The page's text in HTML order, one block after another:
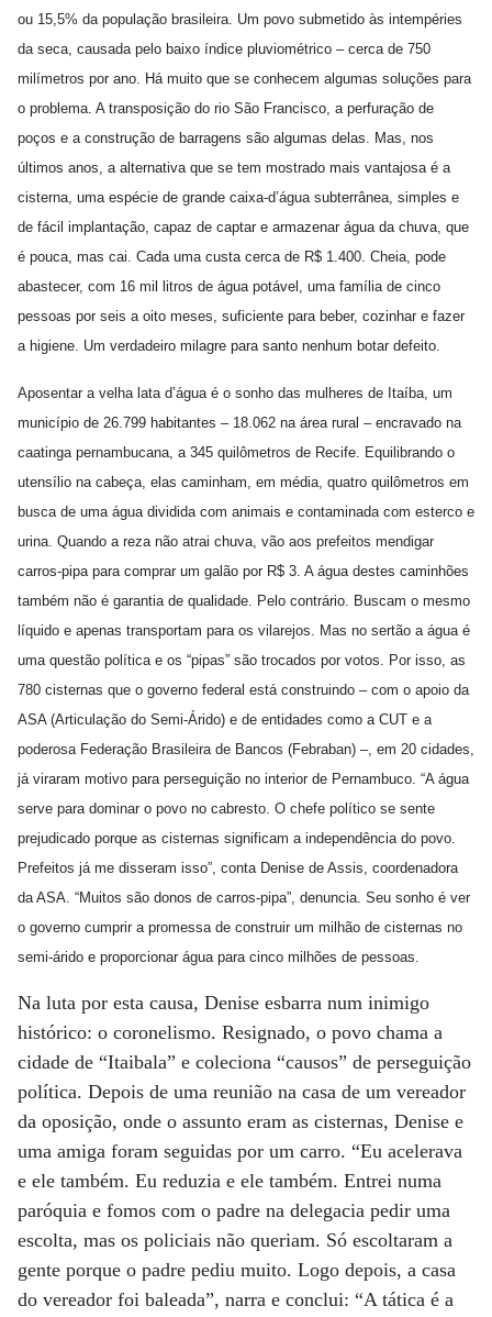
ou 15,5% da população brasileira. Um povo submetido às intempéries
da seca, causada pelo baixo índice pluviométrico – cerca de 750
milímetros por ano. Há muito que se conhecem algumas soluções para
o problema. A transposição do rio São Francisco, a perfuração de
poços e a construção de barragens são algumas delas. Mas, nos
últimos anos, a alternativa que se tem mostrado mais vantajosa é a
cisterna, uma espécie de grande caixa-d’água subterrânea, simples e
de fácil implantação, capaz de captar e armazenar água da chuva, que
é pouca, mas cai. Cada uma custa cerca de R$ 1.400. Cheia, pode
abastecer, com 16 mil litros de água potável, uma família de cinco
pessoas por seis a oito meses, suficiente para beber, cozinhar e fazer
a higiene. Um verdadeiro milagre para santo nenhum botar defeito.
Aposentar a velha lata d’água é o sonho das mulheres de Itaíba, um
município de 26.799 habitantes – 18.062 na área rural – encravado na
caatinga pernambucana, a 345 quilômetros de Recife. Equilibrando o
utensílio na cabeça, elas caminham, em média, quatro quilômetros em
busca de uma água dividida com animais e contaminada com esterco e
urina. Quando a reza não atrai chuva, vão aos prefeitos mendigar
carros-pipa para comprar um galão por R$ 3. A água destes caminhões
também não é garantia de qualidade. Pelo contrário. Buscam o mesmo
líquido e apenas transportam para os vilarejos. Mas no sertão a água é
uma questão política e os “pipas” são trocados por votos. Por isso, as
780 cisternas que o governo federal está construindo – com o apoio da
ASA (Articulação do Semi-Árido) e de entidades como a CUT e a
poderosa Federação Brasileira de Bancos (Febraban) –, em 20 cidades,
já viraram motivo para perseguição no interior de Pernambuco. “A água
serve para dominar o povo no cabresto. O chefe político se sente
prejudicado porque as cisternas significam a independência do povo.
Prefeitos já me disseram isso”, conta Denise de Assis, coordenadora
da ASA. “Muitos são donos de carros-pipa”, denuncia. Seu sonho é ver
o governo cumprir a promessa de construir um milhão de cisternas no
semi-árido e proporcionar água para cinco milhões de pessoas.
Na luta por esta causa, Denise esbarra num inimigo
histórico: o coronelismo. Resignado, o povo chama a
cidade de “Itaibala” e coleciona “causos” de perseguição
política. Depois de uma reunião na casa de um vereador
da oposição, onde o assunto eram as cisternas, Denise e
uma amiga foram seguidas por um carro. “Eu acelerava
e ele também. Eu reduzia e ele também. Entrei numa
paróquia e fomos com o padre na delegacia pedir uma
escolta, mas os policiais não queriam. Só escoltaram a
gente porque o padre pediu muito. Logo depois, a casa
do vereador foi baleada”, narra e conclui: “A tática é a